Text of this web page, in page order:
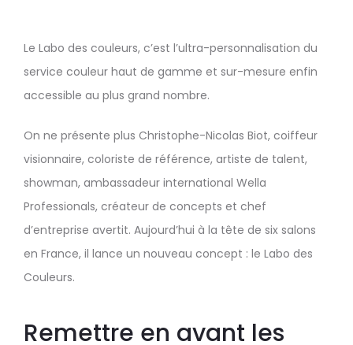
Le Labo des couleurs, c’est l’ultra-personnalisation du
service couleur haut de gamme et sur-mesure enfin
accessible au plus grand nombre.
On ne présente plus Christophe-Nicolas Biot, coiffeur
visionnaire, coloriste de référence, artiste de talent,
showman, ambassadeur international Wella
Professionals, créateur de concepts et chef
d’entreprise avertit. Aujourd’hui à la tête de six salons
en France, il lance un nouveau concept : le Labo des
Couleurs.
Remettre en avant les